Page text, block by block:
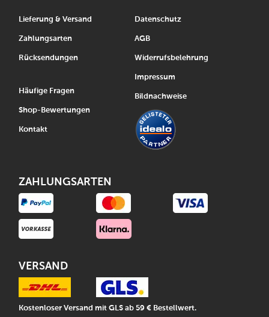
Lieferung & Versand
Zahlungsarten
Rücksendungen
Häufige Fragen
Shop-Bewertungen
Kontakt
Datenschutz
AGB
Widerrufsbelehrung
Impressum
Bildnachweise
ZAHLUNGSARTEN
VERSAND
Kostenloser Versand mit GLS ab 59 € Bestellwert.